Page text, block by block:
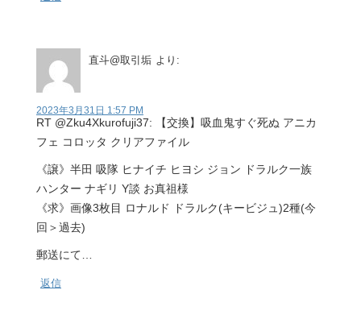
直斗@取引垢 より:
2023年3月31日 1:57 PM
RT @Zku4Xkurofuji37: 【交換】吸血鬼すぐ死ぬ アニカ
フェ コロッタ クリアファイル
《譲》半田 吸隊 ヒナイチ ヒヨシ ジョン ドラルク一族
ハンター ナギリ Y談 お真祖様
《求》画像3枚目 ロナルド ドラルク(キービジュ)2種(今
回＞過去)
郵送にて…
返信